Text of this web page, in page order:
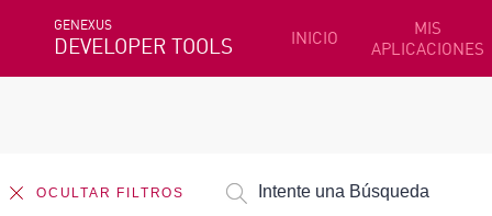
GENEXUS
DEVELOPER TOOLS INICIO
MIS
APLICACIONES